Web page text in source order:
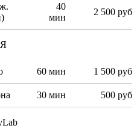
40
мин
2 500 руб
60 мин 1 500 руб
30 мин 500 руб